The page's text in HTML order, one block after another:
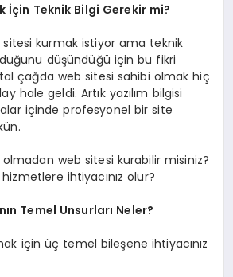
İçin Teknik Bilgi Gerekir mi?
sitesi kurmak istiyor ama teknik
düşündüğü için bu fikri
çağda web sitesi sahibi olmak hiç
hale geldi. Artık yazılım bilgisi
içinde profesyonel bir site
web sitesi kurabilir misiniz?
ihtiyacınız olur?
Temel Unsurları Neler?
için üç temel bileşene ihtiyacınız